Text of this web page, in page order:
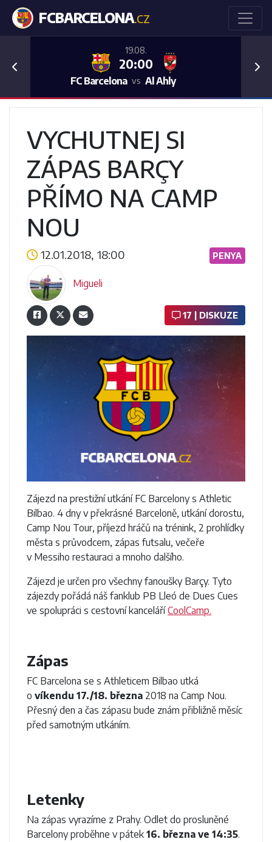
FCBARCELONA.CZ
19.08.
20:00
FC Barcelona vs Al Ahly
Previous
VYCHUTNEJ SI
ZÁPAS BARÇY
PŘÍMO NA CAMP
NOU
12.01.2018, 18:00 PENYA
Migueli
17 | DISKUZE
Zájezd na prestižní utkání FC Barcelony s Athletic
Bilbao. 4 dny v překrásné Barceloně, utkání dorostu,
Camp Nou Tour, příjezd hráčů na trénink, 2 prohlídky
města s průvodcem, zápas futsalu, večeře
v Messiho restauraci a mnoho dalšího.
Zájezd je určen pro všechny fanoušky Barçy. Tyto
zájezdy pořádá náš fanklub PB Lleó de Dues Cues
ve spolupráci s cestovní kanceláříCoolCamp.
Zápas
FC Barcelona se s Athleticem Bilbao utká
o víkendu 17./18. března 2018 na Camp Nou.
Přesný den a čas zápasu bude znám přibližně měsíc
před samotným utkáním.
Letenky
Na zápas vyrazíme z Prahy. Odlet do prosluněné
Barcelony proběhne v pátek 16. března ve 14:35.